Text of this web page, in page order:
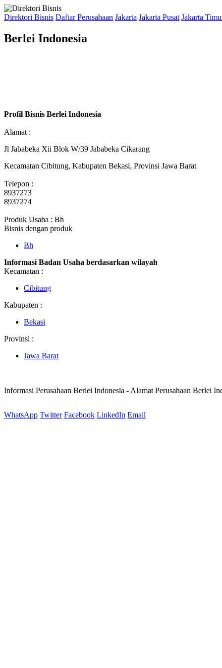
Direktori Bisnis Daftar Perusahaan Jakarta Jakarta Pusat Jakarta
Berlei Indonesia
Profil Bisnis Berlei Indonesia
Alamat :
Jl Jababeka Xii Blok W/39 Jababeka Cikarang
Kecamatan Cibitung, Kabupaten Bekasi, Provinsi Jawa Barat
Telepon :
8937273
8937274
Produk Usaha : Bh
Bisnis dengan produk
Bh
Informasi Badan Usaha berdasarkan wilayah
Kecamatan :
Cibitung
Kabupaten :
Bekasi
Provinsi :
Jawa Barat
Informasi Perusahaan Berlei Indonesia - Alamat Perusahaan Berlei
WhatsApp Twitter Facebook LinkedIn Email